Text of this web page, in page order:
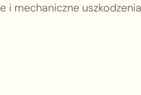
mechaniczne